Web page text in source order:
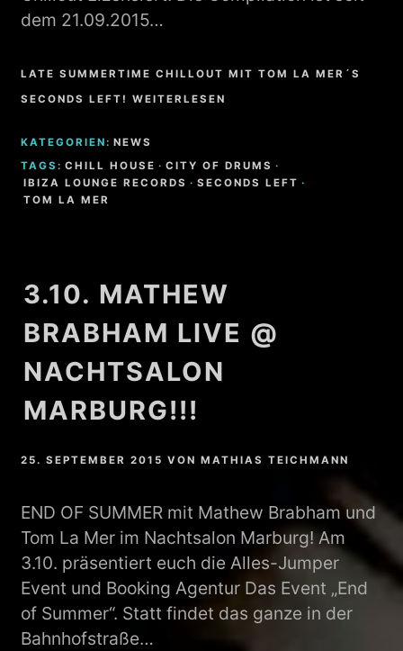
dem 21.09.2015…
LATE SUMMERTIME CHILLOUT MIT TOM LA MER´S
SECONDS LEFT! WEITERLESEN
KATEGORIEN: NEWS
TAGS: CHILL HOUSE · CITY OF DRUMS ·
IBIZA LOUNGE RECORDS · SECONDS LEFT ·
TOM LA MER
3.10. MATHEW
BRABHAM LIVE @
NACHTSALON
MARBURG!!!
25. SEPTEMBER 2015 VONMATHIAS TEICHMANN
END OF SUMMER mit Mathew Brabham und
Tom La Mer im Nachtsalon Marburg! Am
3.10. präsentiert euch die Alles-Jumper
Event und Booking Agentur Das Event „End
of Summer“. Statt findet das ganze in der
Bahnhofstraße…